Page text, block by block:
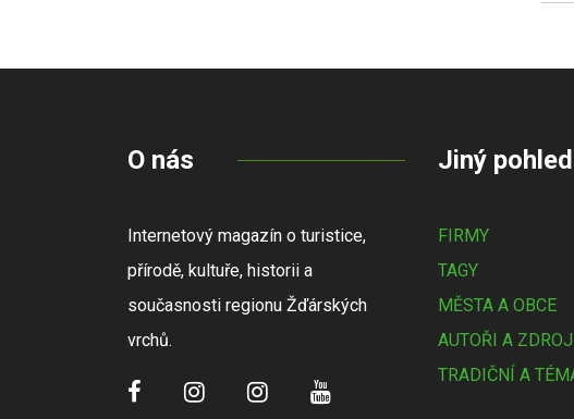
O nás
Internetový magazín o turistice,
přírodě, kultuře, historii a
současnosti regionu Žďárských
vrchů.
Jiný pohled
FIRMY
TAGY
MĚSTA A OBCE
AUTOŘI A
TRADIČNÍ A